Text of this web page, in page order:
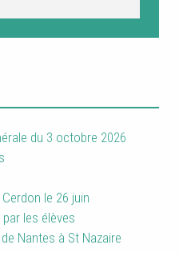
du 3 octobre 2026
le 26 juin
les élèves
Nantes à St Nazaire